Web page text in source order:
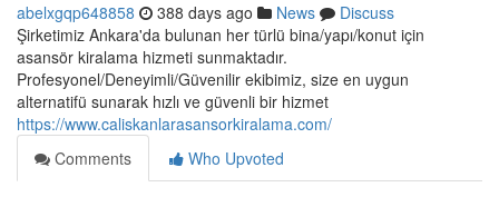
abelxgqp648858 388 days ago News
Discuss
Şirketimiz Ankara'da bulunan her türlü bina/yapı/konut için
asansör kiralama hizmeti sunmaktadır.
Profesyonel/Deneyimli/Güvenilir ekibimiz, size en uygun
alternatifü sunarak hızlı ve güvenli bir hizmet
https://www.caliskanlarasansorkiralama.com/
Comments
Who Upvoted